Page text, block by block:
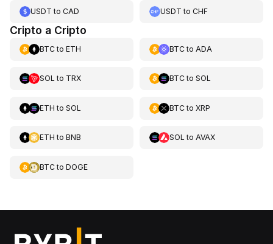
USDT to CAD USDT toCHF
Cripto a Cripto
BTCto ETH BTCto ADA
SOL to TRX BTCto SOL
ETH to SOL BTCto XRP
ETH to BNB SOL to AVAX
BTCto DOGE